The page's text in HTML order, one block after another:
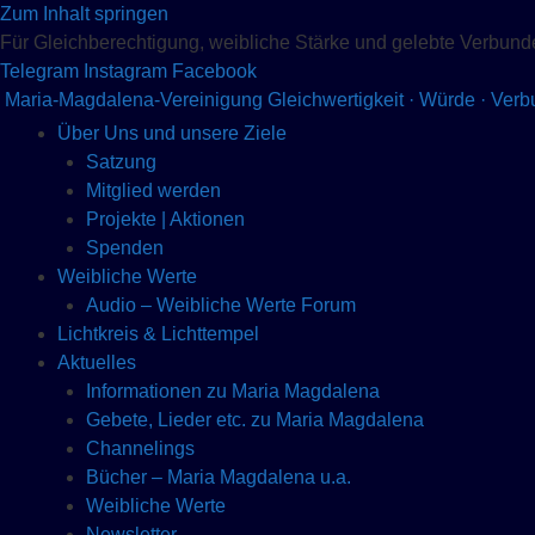
Zum Inhalt springen
Für Gleichberechtigung, weibliche Stärke und gelebte
Telegram Instagram Facebook
Maria-Magdalena-Vereinigung Gleichwertigkeit · Würde ·
Über Uns und unsere Ziele
Satzung
Mitglied werden
Projekte | Aktionen
Spenden
Weibliche Werte
Audio – Weibliche Werte Forum
Lichtkreis & Lichttempel
Aktuelles
Informationen zu Maria Magdalena
Gebete, Lieder etc. zu Maria Magdalena
Channelings
Bücher – Maria Magdalena u.a.
Weibliche Werte